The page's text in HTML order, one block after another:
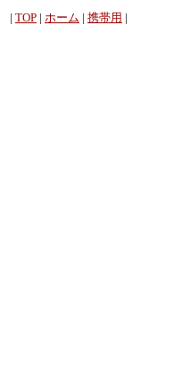
| TOP | ホーム | 携帯用 |